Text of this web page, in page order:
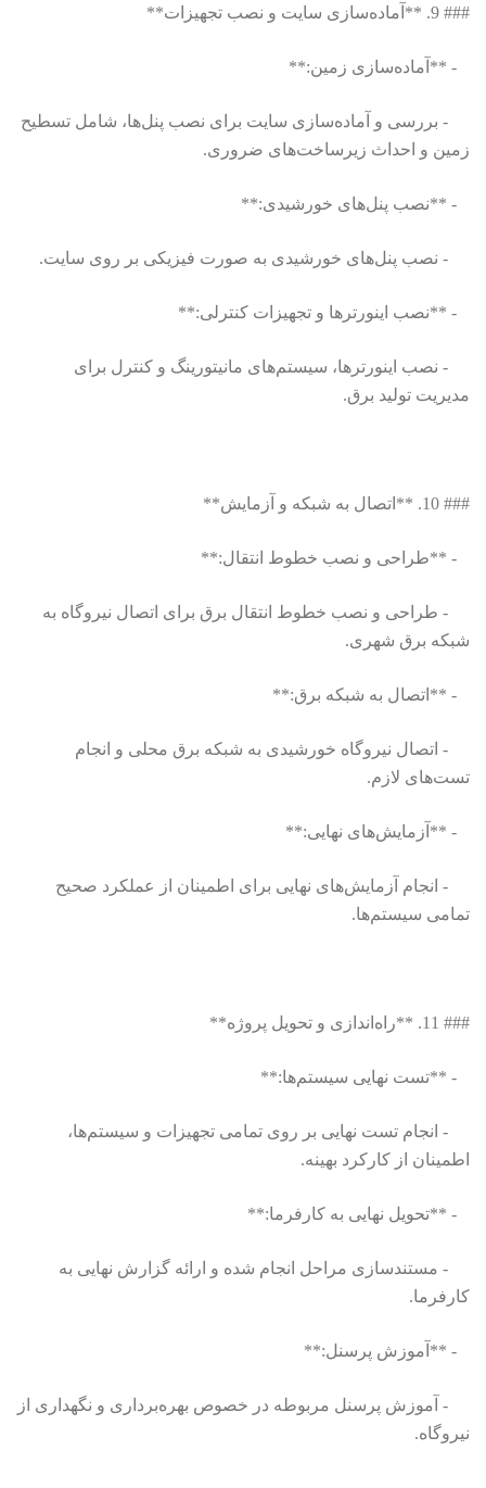
### 9. **آماده‌سازی سایت و نصب تجهیزات**
- **آماده‌سازی زمین:**
- بررسی و آماده‌سازی سایت برای نصب پنل‌ها، شامل تسطیح
زمین و احداث زیرساخت‌های ضروری.
- **نصب پنل‌های خورشیدی:**
- نصب پنل‌های خورشیدی به صورت فیزیکی بر روی سایت.
- **نصب اینورترها و تجهیزات کنترلی:**
- نصب اینورترها، سیستم‌های مانیتورینگ و کنترل برای
مدیریت تولید برق.
### 10. **اتصال به شبکه و آزمایش**
- **طراحی و نصب خطوط انتقال:**
- طراحی و نصب خطوط انتقال برق برای اتصال نیروگاه به
شبکه برق شهری.
- **اتصال به شبکه برق:**
- اتصال نیروگاه خورشیدی به شبکه برق محلی و انجام
تست‌های لازم.
- **آزمایش‌های نهایی:**
- انجام آزمایش‌های نهایی برای اطمینان از عملکرد صحیح
تمامی سیستم‌ها.
### 11. **راه‌اندازی و تحویل پروژه**
- **تست نهایی سیستم‌ها:**
- انجام تست نهایی بر روی تمامی تجهیزات و سیستم‌ها،
اطمینان از کارکرد بهینه.
- **تحویل نهایی به کارفرما:**
- مستندسازی مراحل انجام شده و ارائه گزارش نهایی به
کارفرما.
- **آموزش پرسنل:**
- آموزش پرسنل مربوطه در خصوص بهره‌برداری و نگهداری از
نیروگاه.